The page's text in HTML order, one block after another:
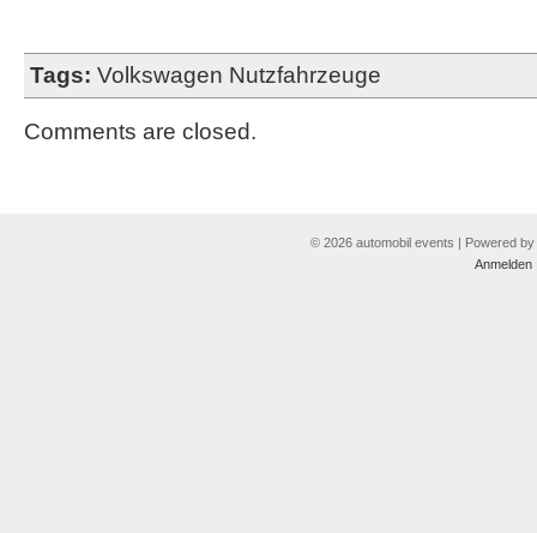
Tags: Volkswagen Nutzfahrzeuge
Comments are closed.
© 2026 automobil events | Powered by
Anmelden|